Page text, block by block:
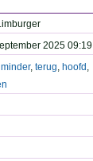
2025 09:19
minder, terug, hoofd ,